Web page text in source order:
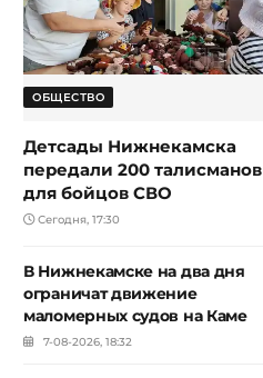
ОБЩЕСТВО
Детсады Нижнекамска
передали 200 талисманов
для бойцов СВО
Сегодня, 17:30
В Нижнекамске на два дня
ограничат движение
маломерных судов на Каме
7-08-2026, 18:32